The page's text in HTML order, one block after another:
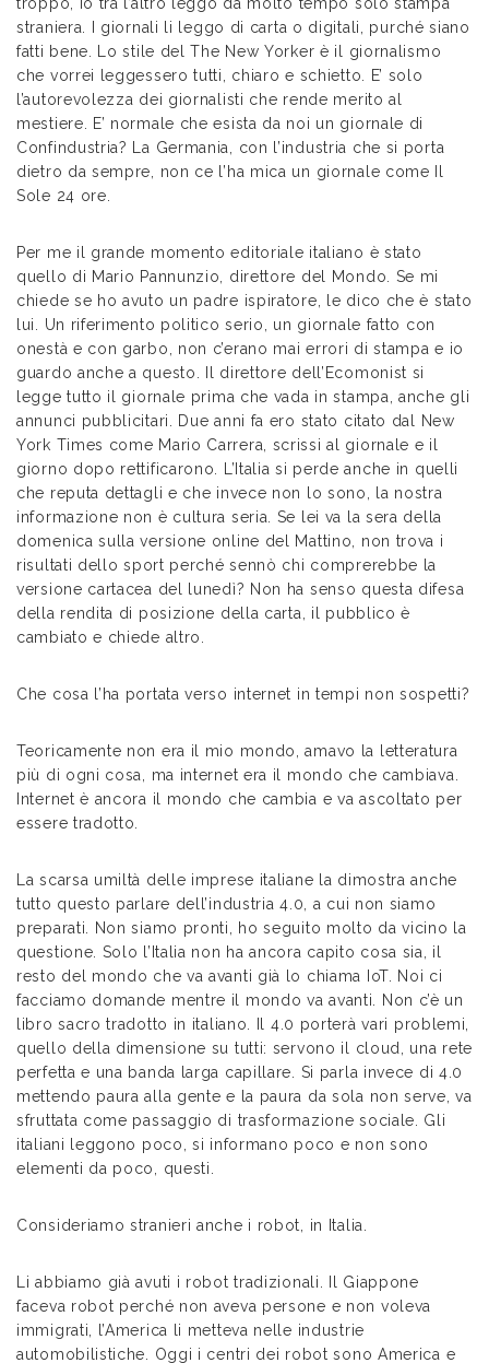
straniera. I giornali li leggo di carta o digitali, purché siano
fatti bene. Lo stile del The New Yorker è il giornalismo
che vorrei leggessero tutti, chiaro e schietto. E’ solo
l’autorevolezza dei giornalisti che rende merito al
mestiere. E’ normale che esista da noi un giornale di
Confindustria? La Germania, con l’industria che si porta
dietro da sempre, non ce l’ha mica un giornale come Il
Sole 24 ore.
Per me il grande momento editoriale italiano è stato
quello di Mario Pannunzio, direttore del Mondo. Se mi
chiede se ho avuto un padre ispiratore, le dico che è stato
lui. Un riferimento politico serio, un giornale fatto con
onestà e con garbo, non c’erano mai errori di stampa e io
guardo anche a questo. Il direttore dell’Ecomonist si
legge tutto il giornale prima che vada in stampa, anche gli
annunci pubblicitari. Due anni fa ero stato citato dal New
York Times come Mario Carrera, scrissi al giornale e il
giorno dopo rettificarono. L’Italia si perde anche in quelli
che reputa dettagli e che invece non lo sono, la nostra
informazione non è cultura seria. Se lei va la sera della
domenica sulla versione online del Mattino, non trova i
risultati dello sport perché sennò chi comprerebbe la
versione cartacea del lunedì? Non ha senso questa difesa
della rendita di posizione della carta, il pubblico è
cambiato e chiede altro.
Che cosa l’ha portata verso internet in tempi non sospetti?
Teoricamente non era il mio mondo, amavo la letteratura
più di ogni cosa, ma internet era il mondo che cambiava.
Internet è ancora il mondo che cambia e va ascoltato per
essere tradotto.
La scarsa umiltà delle imprese italiane la dimostra anche
tutto questo parlare dell’industria 4.0, a cui non siamo
preparati. Non siamo pronti, ho seguito molto da vicino la
questione. Solo l’Italia non ha ancora capito cosa sia, il
resto del mondo che va avanti già lo chiama IoT. Noi ci
facciamo domande mentre il mondo va avanti. Non c’è un
libro sacro tradotto in italiano. Il 4.0 porterà vari problemi,
quello della dimensione su tutti: servono il cloud, una rete
perfetta e una banda larga capillare. Si parla invece di 4.0
mettendo paura alla gente e la paura da sola non serve, va
sfruttata come passaggio di trasformazione sociale. Gli
italiani leggono poco, si informano poco e non sono
elementi da poco, questi.
Consideriamo stranieri anche i robot, in Italia.
Li abbiamo già avuti i robot tradizionali. Il Giappone
faceva robot perché non aveva persone e non voleva
immigrati, l’America li metteva nelle industrie
automobilistiche. Oggi i centri dei robot sono America e